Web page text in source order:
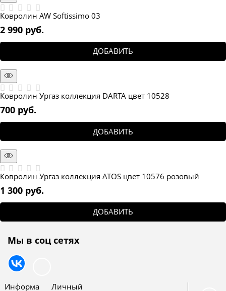
Ковролин AW Softissimo 03
2 990 руб.
ДОБАВИТЬ
Ковролин Ургаз коллекция DARTA цвет 10528
700 руб.
ДОБАВИТЬ
Ковролин Ургаз коллекция ATOS цвет 10576 розовый
1 300 руб.
ДОБАВИТЬ
Мы в соц сетях
Информа
Личный